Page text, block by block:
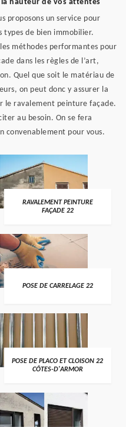
hauteur de vos attentes
proposons un service pour
types de bien immobilier.
méthodes performantes pour
dans les règles de l’art,
Quel que soit le matériau de
on peut donc y assurer la
le ravalement peinture façade.
au besoin. On se fera
convenablement pour vous.
RAVALEMENT PEINTURE
FAÇADE 22
POSE DE CARRELAGE 22
POSE DE PLACO ET CLOISON 22
CÔTES-D'ARMOR